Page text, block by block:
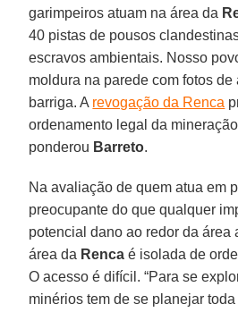
garimpeiros atuam na área da
40 pistas de pousos
escravos ambientais. Nosso
moldura na parede com fotos
barriga. A revogação da Renca
ordenamento legal da
ponderou Barreto.
Na avaliação de quem atua em
preocupante do que qualquer
potencial dano ao redor da área
área da Renca é isolada de
O acesso é difícil. “Para se
minérios tem de se planejar